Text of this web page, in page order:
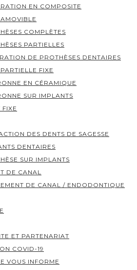
EN COMPOSITE
COMPLÈTES
PARTIELLES
DE PROTHÈSES DENTAIRES
FIXE
EN CÉRAMIQUE
SUR IMPLANTS
FIXE
DES DENTS DE SAGESSE
DENTAIRES
SUR IMPLANTS
DE CANAL
DE CANAL / ENDODONTIQUE
ET PARTENARIAT
COVID-19
VOUS INFORME